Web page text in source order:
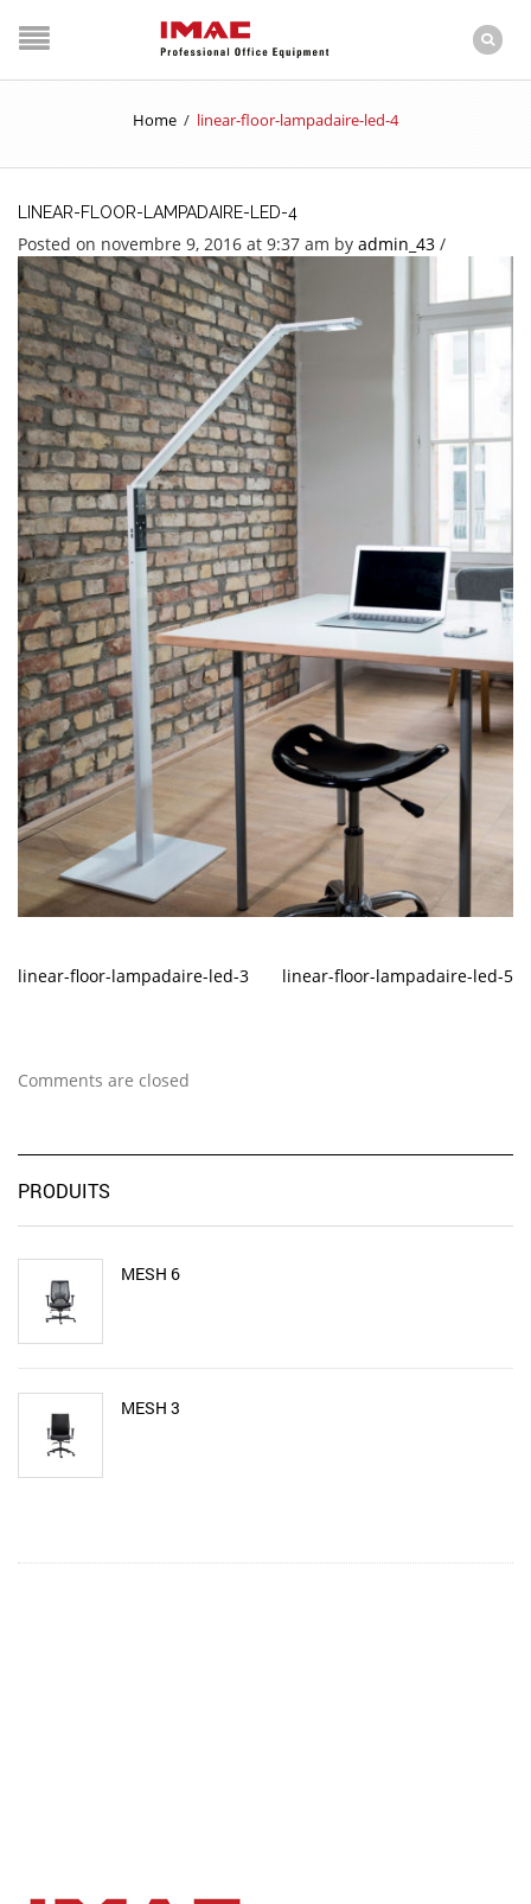
Home / linear-floor-lampadaire-led-4
LINEAR-FLOOR-LAMPADAIRE-LED-4
Posted on novembre 9, 2016 at 9:37 am by admin_43 /
linear-floor-lampadaire-led-3 linear-floor-lampadaire-led-5
Comments are closed
PRODUITS
MESH 6
MESH 3